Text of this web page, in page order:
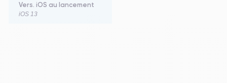
Vers. iOS au lancement
iOS 13